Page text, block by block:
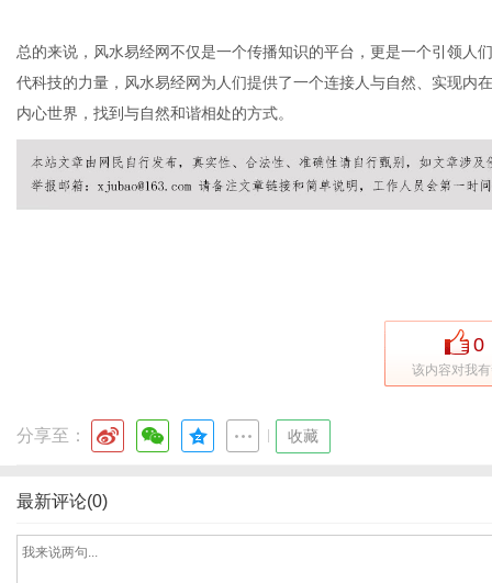
总的来说，风水易经网不仅是一个传播知识的平台，更是一个引领人
代科技的力量，风水易经网为人们提供了一个连接人与自然、实现内
内心世界，找到与自然和谐相处的方式。
0
该内容对我
分享至： 收藏
最新评论(0)